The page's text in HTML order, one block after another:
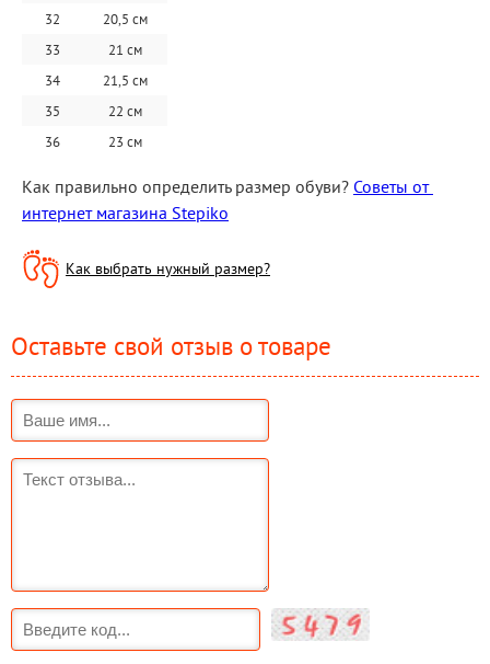
32
20,5 см
33
21 см
34
21,5 см
35
22 см
36
23 см
Как правильно определить размер обуви? Советы от
интернет магазина Stepiko
Как выбрать нужный размер?
Оставьте свой отзыв о товаре